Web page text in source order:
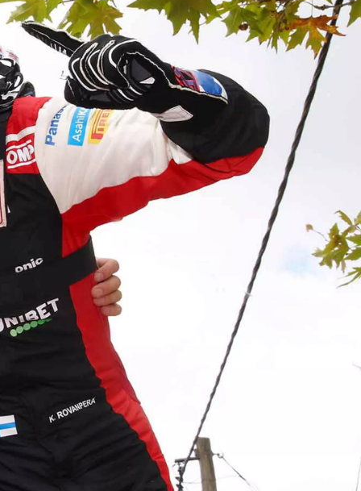
Bayinizle görüntülü görüşün